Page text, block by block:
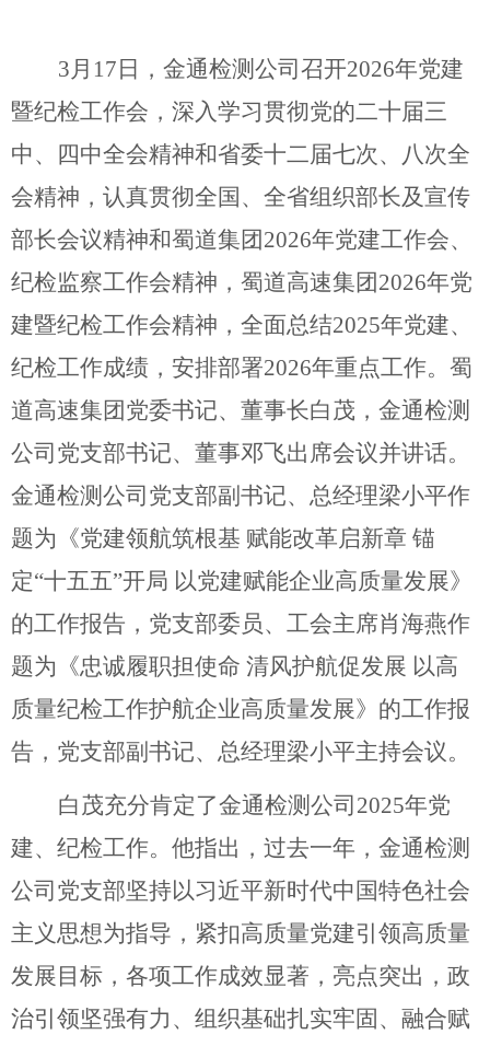
3月 17 日，金通检测公司召开2026年党建
暨纪检工作会，深入学习贯彻党的二十届三
中、四中全会精神和省委十二届七次、八次全
会精神，认真贯彻全国、全省组织部长及宣传
部长会议精神和蜀道集团2026年党建工作会、
纪检监察工作会精神 ，蜀道高速集团 2026年党
建暨纪检工作会精神 ，全面总结2025年党建、
纪检工作成绩，安排部署2026年重点工作。蜀
道高速集团党委书记、董事长白茂 ，金通检测
公司党支部书记、董事邓飞出席会议并讲话。
金通检测公司党支部副书记、总经理梁小平作
题为《党建领航筑根基 赋能改革启新章 锚
定“十五五”开局 以党建赋能企业高质量发展》
的工作报告，党支部委员、工会主席肖海燕作
题为《忠诚履职担使命 清风护航促发展 以高
质量纪检工作护航企业高质量发展》的工作报
告，党支部副书记、总经理梁小平主持会议。
白茂充分肯定了金通检测公司2025年党
建、纪检工作。他指出， 过去一年，金通检测
公司党支部坚持以习近平新时代中国特色社会
主义思想为指导，紧扣高质量党建引领高质量
发展目标，各项工作成效显著，亮点突出 ， 政
治引领坚强有力 、组织基础扎实牢固、融合赋